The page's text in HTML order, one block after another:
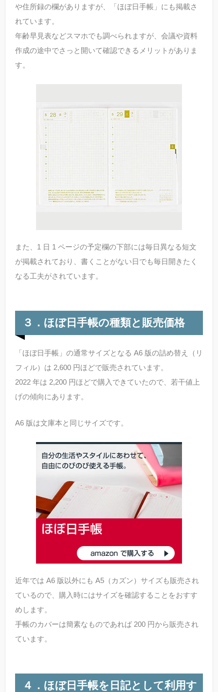
や住所録の欄がありますが、「ほぼ日手帳」にも掲載さ
れています。
年齢早見表などスマホでも調べられますが、会議や資料
作成の途中でさっと開いて確認できるメリットがありま
す。
また、1 日 1 ページの予定欄の下部には毎日異なる短文
が掲載されており、書くことがない日でも毎日開きたく
なる工夫がされています。
３．ほぼ日手帳の種類と販売価格
「ほぼ日手帳」の通常サイズとなる A6 版の詰め替え（リ
フィル）は 2,600 円ほどで販売されています。
2022 年は 2,200 円ほどで購入できていたので、若干値上
げの傾向にあります。
A6 版は文庫本と同じサイズです。
近年では A6 版以外にも A5（カズン）サイズも販売され
ているので、購入時にはサイズを確認することをおすす
めします。
手帳のカバーは簡素なものであれば 200 円から販売され
ています。
４．ほぼ日手帳を日記として利用す